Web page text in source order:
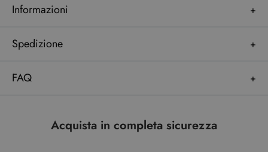
Informazioni
Spedizione
FAQ
Acquista in completa sicurezza